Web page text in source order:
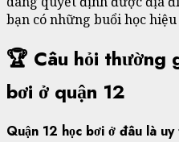
bạn có những buổi học hiệu
🏆 Câu hỏi thường
bơi ở quận 12
Quận 12 học bơi ở đâu là